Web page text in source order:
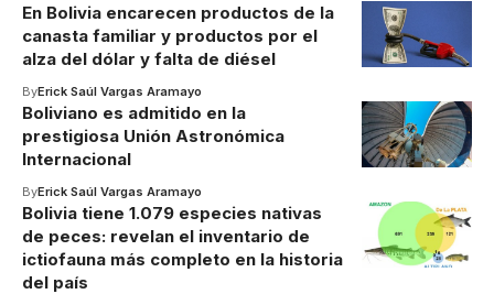
En Bolivia encarecen productos de la
canasta familiar y productos por el
alza del dólar y falta de diésel
ByErick Saúl Vargas Aramayo
Boliviano es admitido en la
prestigiosa Unión Astronómica
Internacional
ByErick Saúl Vargas Aramayo
Bolivia tiene 1.079 especies nativas
de peces: revelan el inventario de
ictiofauna más completo en la historia
del país